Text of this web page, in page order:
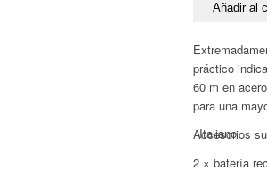
Francés
Italiano
Tijeras
hojalatero
3,0
Ah
Añadir al
práctico
60 m en
para una
Accesorios
2 × batería